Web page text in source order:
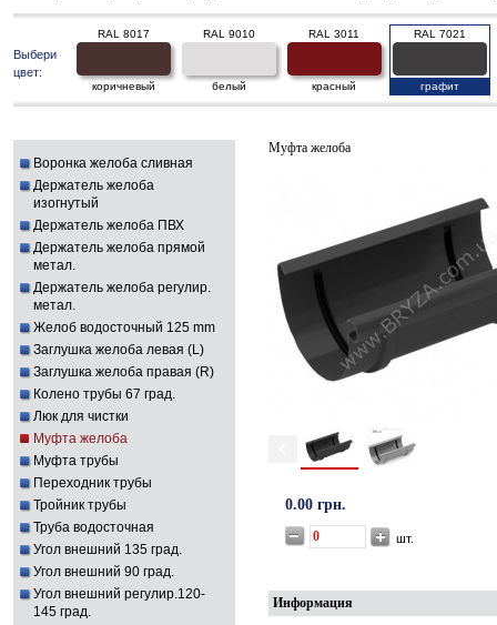
Выбери
цвет:
RAL 8017
коричневый
RAL 9010
белый
RAL 3011
красный
RAL 7021
графит
Воронка желоба сливная
Держатель желоба
изогнутый
Держатель желоба ПВХ
Держатель желоба прямой
метал.
Держатель желоба регулир.
метал.
Желоб водосточный 125 mm
Заглушка желоба левая (L)
Заглушка желоба правая (R)
Колено трубы 67 град.
Люк для чистки
Муфта желоба
Муфта трубы
Переходник трубы
Тройник трубы
Труба водосточная
Угол внешний 135 град.
Угол внешний 90 град.
Угол внешний регулир.120-
145 град.
Муфта желоба
0.00 грн.
шт.
Информация